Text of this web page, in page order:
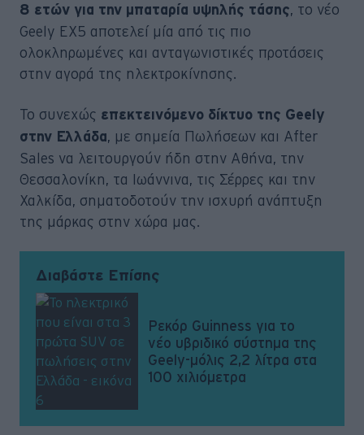
8 ετών για την μπαταρία υψηλής τάσης, το νέο
Geely EX5 αποτελεί μία από τις πιο
ολοκληρωμένες και ανταγωνιστικές προτάσεις
στην αγορά της ηλεκτροκίνησης.
Το συνεχώς επεκτεινόμενο δίκτυο της Geely
στην Ελλάδα, με σημεία Πωλήσεων και After
Sales να λειτουργούν ήδη στην Αθήνα, την
Θεσσαλονίκη, τα Ιωάννινα, τις Σέρρες και την
Χαλκίδα, σηματοδοτούν την ισχυρή ανάπτυξη
της μάρκας στην χώρα μας.
Διαβάστε Επίσης
Ρεκόρ Guinness για το
νέο υβριδικό σύστημα της
Geely-μόλις 2,2 λίτρα στα
100 χιλιόμετρα